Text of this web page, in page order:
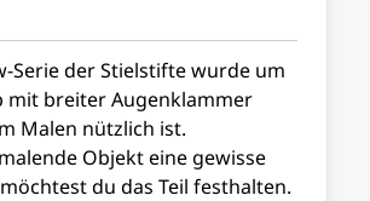
Serie der Stielstifte wurde um
mit breiter Augenklammer
Malen nützlich ist.
Objekt eine gewisse
du das Teil festhalten.